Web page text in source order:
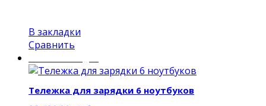
В закладки
Сравнить
Тележка для зарядки 6 ноутбуков